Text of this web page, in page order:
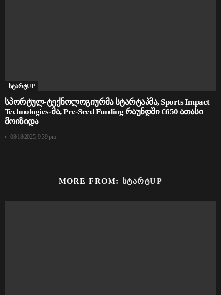
სტარტUP
სპორტულ-ტექნოლოგიურმა სტარტაპმა, Sports Impact
Technologies-მა, Pre-Seed Funding რაუნდში €650 ათასი
მოიზიდა
08/18/2025, 9:39 pm
MORE FROM: ᲡᲢᲐᲠᲢUP